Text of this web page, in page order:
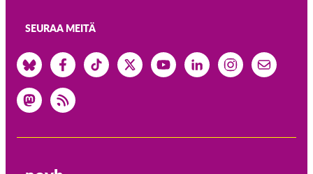
SEURAA MEITÄ